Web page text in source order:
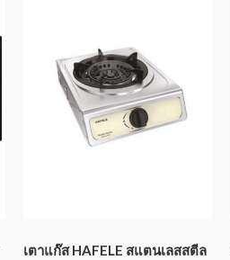
เตาแก๊ส HAFELE สแตนเลสสตีล